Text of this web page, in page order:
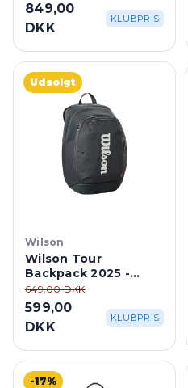
849,00
DKK
KLUBPRIS
Udsolgt
Wilson
Wilson Tour
Backpack 2025 -
Black
649,00 DKK
599,00
DKK
KLUBPRIS
-17%